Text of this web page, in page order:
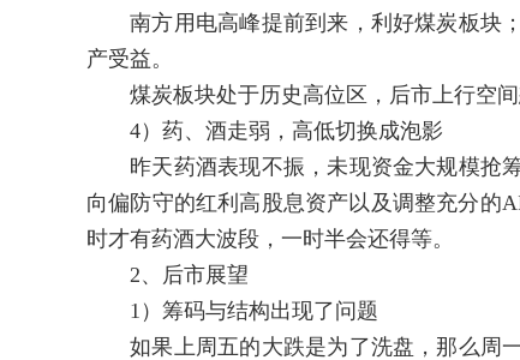
南方用电高峰提前到来，利好煤炭板块；
产受益。
煤炭板块处于历史高位区，后市上行空间
4）药、酒走弱，高低切换成泡影
昨天药酒表现不振，未现资金大规模抢筹
向偏防守的红利高股息资产以及调整充分的
时才有药酒大波段，一时半会还得等。
2、后市展望
1）筹码与结构出现了问题
如果上周五的大跌是为了洗盘，那么周一